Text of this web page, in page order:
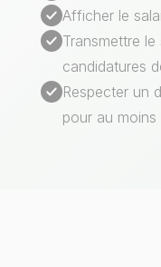
Afficher le
Transmettre
candidatures
Respecter un
pour au